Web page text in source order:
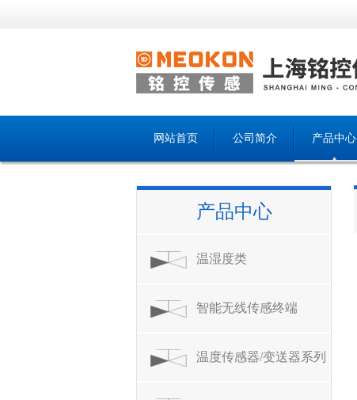
网站首页 公司简介 产品中心
产品中心
温湿度类
智能无线传感终端
温度传感器/变送器系列